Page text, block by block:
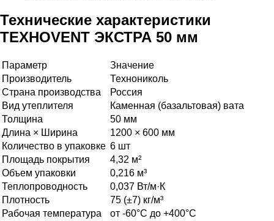
Технические характеристики
ТЕХНОVENT ЭКСТРА 50 мм
Параметр
Значение
Производитель
Технониколь
Страна производства
Россия
Вид утеплителя
Каменная (базальтовая) вата
Толщина
50 мм
Длина × Ширина
1200 × 600 мм
Количество в упаковке 6 шт
Площадь покрытия
4,32 м²
Объем упаковки
0,216 м³
Теплопроводность
0,037 Вт/м·К
Плотность
75 (±7) кг/м³
Рабочая температура
от -60°C до +400°C